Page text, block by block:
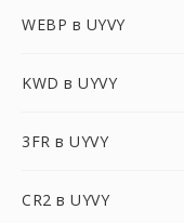
WEBP в UYVY
KWD в UYVY
3FR в UYVY
CR2 в UYVY